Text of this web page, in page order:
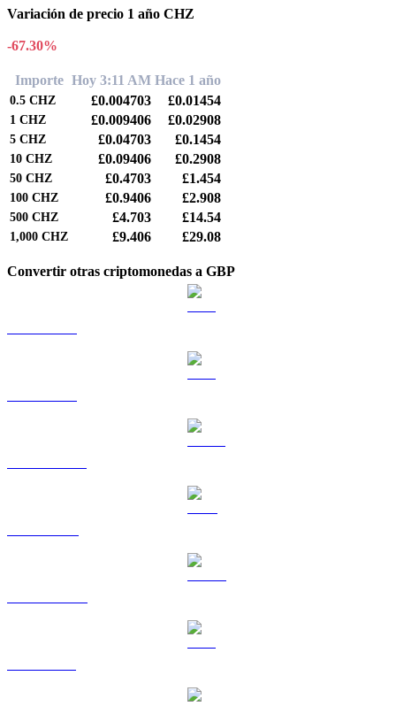
Variación de precio 1 año CHZ
-67.30%
Importe Hoy 3:11 AM Hace 1 año
0.5 CHZ £0.004703 £0.01454
1 CHZ £0.009406 £0.02908
5 CHZ £0.04703 £0.1454
10 CHZ £0.09406 £0.2908
50 CHZ £0.4703 £1.454
100 CHZ £0.9406 £2.908
500 CHZ £4.703 £14.54
1,000 CHZ £9.406 £29.08
Convertir otras criptomonedas a GBP